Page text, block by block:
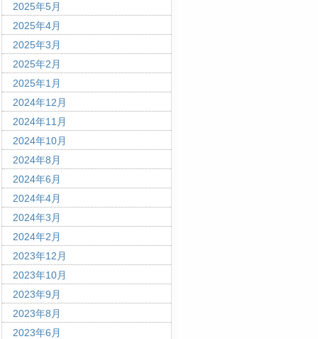
2025年5月
2025年4月
2025年3月
2025年2月
2025年1月
2024年12月
2024年11月
2024年10月
2024年8月
2024年6月
2024年4月
2024年3月
2024年2月
2023年12月
2023年10月
2023年9月
2023年8月
2023年6月